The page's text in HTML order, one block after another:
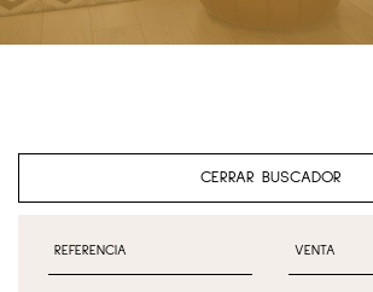
CERRAR BUSCADOR